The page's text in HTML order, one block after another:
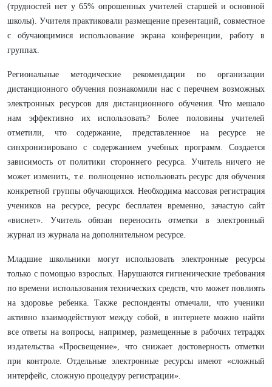
(трудностей нет у 65% опрошенных учителей старшей и основной
школы). Учителя практиковали размещение презентаций, совместное
с обучающимися использование экрана конференции, работу в
группах.
Региональные методические рекомендации по организации
дистанционного обучения познакомили нас с перечнем возможных
электронных ресурсов для дистанционного обучения. Что мешало
нам эффективно их использовать? Более половины учителей
отметили, что содержание, представленное на ресурсе не
синхронизировано с содержанием учебных программ. Создается
зависимость от политики стороннего ресурса. Учитель ничего не
может изменить, т.е. полноценно использовать ресурс для обучения
конкретной группы обучающихся. Необходима массовая регистрация
учеников на ресурсе, ресурс бесплатен временно, зачастую сайт
«виснет». Учитель обязан переносить отметки в электронный
журнал из журнала на дополнительном ресурсе.
Младшие школьники могут использовать электронные ресурсы
только с помощью взрослых. Нарушаются гигиенические требования
по времени использования технических средств, что может повлиять
на здоровье ребенка. Также респонденты отмечали, что ученики
активно взаимодействуют между собой, в интернете можно найти
все ответы на вопросы, например, размещенные в рабочих тетрадях
издательства «Просвещение», что снижает достоверность отметки
при контроле. Отдельные электронные ресурсы имеют «сложный
интерфейс, сложную процедуру регистрации».